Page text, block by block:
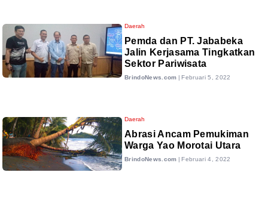
Daerah
Pemda dan PT. Jababeka
Jalin Kerjasama Tingkatkan
Sektor Pariwisata
BrindoNews.com | Februari 5, 2022
Daerah
Abrasi Ancam Pemukiman
Warga Yao Morotai Utara
BrindoNews.com | Februari 4, 2022